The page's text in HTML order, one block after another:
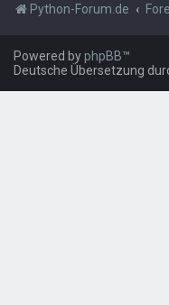
Python-Forum.de
Powered byphpBB™
Deutsche Übersetzung